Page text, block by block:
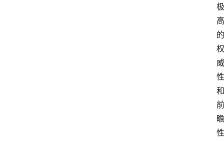
极
高
的
权
威
性
和
前
瞻
性